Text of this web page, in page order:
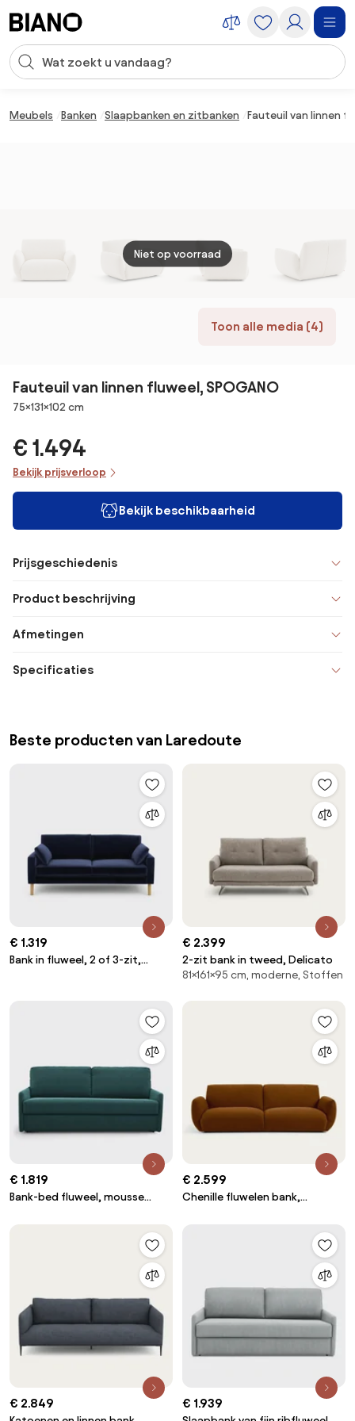
Zoekopdracht invoeren
Meubels Banken Slaapbanken en zitbanken Fauteuil van linnen
Toon alle media (4)
Niet op voorraad
Fauteuil van linnen fluweel, SPOGANO
Afmetingen
75×131×102 cm
€ 1.494
Bekijk prijsverloop
Bekijk beschikbaarheid
Prijsgeschiedenis
Product beschrijving
Afmetingen
Specificaties
Beste producten van Laredoute
€ 1.319
Bank in fluweel, 2 of 3-zit,
€ 2.399
2-zit bank in tweed, Delicato
81×161×95 cm, moderne, Stoffen
€ 1.819
Bank-bed fluweel, mousse
€ 2.599
Chenille fluwelen bank,
€ 2.849 € 1.939